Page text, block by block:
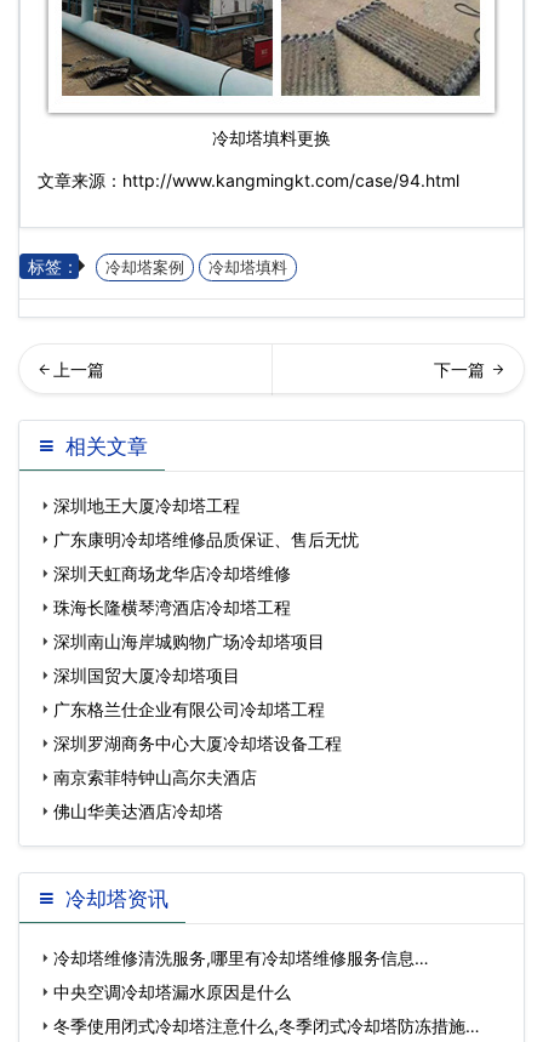
冷却塔填料更换
文章来源：http://www.kangmingkt.com/case/94.html
标签： 冷却塔案例 冷却塔填料
田海岸环庆大厦康明空调冷
却塔工程案例…
圳福田江苏大厦冷却塔噪音
治理升级改造
相关文章
深圳地王大厦冷却塔工程
广东康明冷却塔维修品质保证、售后无忧
深圳天虹商场龙华店冷却塔维修
珠海长隆横琴湾酒店冷却塔工程
深圳南山海岸城购物广场冷却塔项目
深圳国贸大厦冷却塔项目
广东格兰仕企业有限公司冷却塔工程
深圳罗湖商务中心大厦冷却塔设备工程
南京索菲特钟山高尔夫酒店
佛山华美达酒店冷却塔
冷却塔资讯
冷却塔维修清洗服务,哪里有冷却塔维修服务信息…
中央空调冷却塔漏水原因是什么
冬季使用闭式冷却塔注意什么,冬季闭式冷却塔防冻措施…